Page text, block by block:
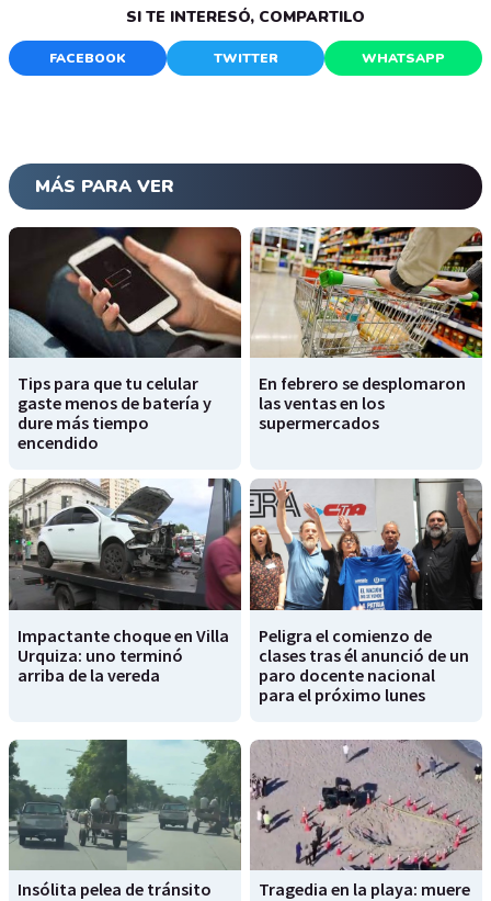
SI TE INTERESÓ, COMPARTILO
FACEBOOK TWITTER WHATSAPP
MÁS PARA VER
Tips para que tu celular
gaste menos de batería y
dure más tiempo
encendido
En febrero se desplomaron
las ventas en los
supermercados
Impactante choque en Villa
Urquiza: uno terminó
arriba de la vereda
Peligra el comienzo de
clases tras él anunció de un
paro docente nacional
para el próximo lunes
Insólita pelea de tránsito
Tragedia en la playa: muere